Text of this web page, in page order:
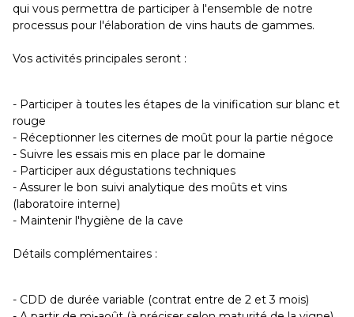
qui vous permettra de participer à l'ensemble de notre
processus pour l'élaboration de vins hauts de gammes.
Vos activités principales seront :
- Participer à toutes les étapes de la vinification sur blanc et
rouge
- Réceptionner les citernes de moût pour la partie négoce
- Suivre les essais mis en place par le domaine
- Participer aux dégustations techniques
- Assurer le bon suivi analytique des moûts et vins
(laboratoire interne)
- Maintenir l'hygiène de la cave
Détails complémentaires :
- CDD de durée variable (contrat entre de 2 et 3 mois)